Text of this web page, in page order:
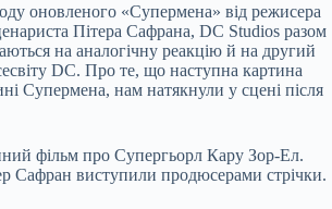
оновленого «Супермена» від режисера
Пітера Сафрана, DC Studios разом
на аналогічну реакцію й на другий
DC. Про те, що наступна картина
Супермена, нам натякнули у сцені після
фільм про Супергьорл Кару Зор-Ел.
Сафран виступили продюсерами стрічки.